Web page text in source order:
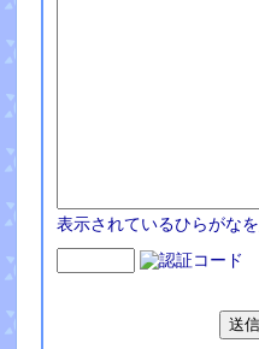
表示されているひらがな